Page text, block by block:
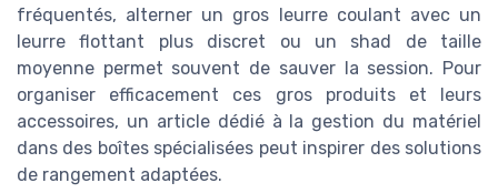
fréquentés, alterner un gros leurre coulant avec un
leurre flottant plus discret ou un shad de taille
moyenne permet souvent de sauver la session. Pour
organiser efficacement ces gros produits et leurs
accessoires, un article dédié à la gestion du matériel
dans des boîtes spécialisées peut inspirer des solutions
de rangement adaptées.